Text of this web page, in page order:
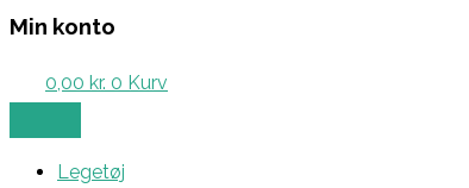
Min konto
0,00 kr. 0 Kurv
Legetøj